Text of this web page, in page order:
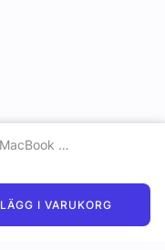
Incase Hardshell-skal till MacBook Pro 16" (M1-M4, 2021-2024) - Transparent
LÄGG I VARUKORG